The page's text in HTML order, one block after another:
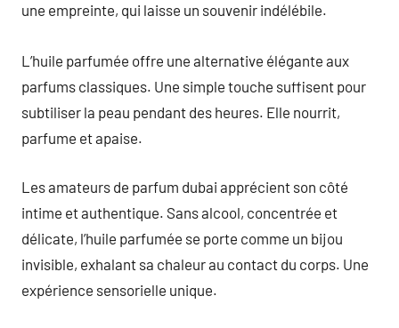
une empreinte, qui laisse un souvenir indélébile.
L’huile parfumée offre une alternative élégante aux
parfums classiques. Une simple touche suffisent pour
subtiliser la peau pendant des heures. Elle nourrit,
parfume et apaise.
Les amateurs de parfum dubai apprécient son côté
intime et authentique. Sans alcool, concentrée et
délicate, l’huile parfumée se porte comme un bijou
invisible, exhalant sa chaleur au contact du corps. Une
expérience sensorielle unique.